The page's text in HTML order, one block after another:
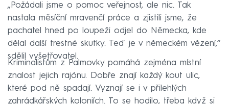
„Požádali jsme o pomoc veřejnost, ale nic. Tak
nastala měsíční mravenčí práce a zjistili jsme, že
pachatel hned po loupeži odjel do Německa, kde
dělal další trestné skutky. Teď je v německém vězení,“
sdělil vyšetřovatel.
Kriminalistům z Palmovky pomáhá zejména místní
znalost jejich rajónu. Dobře znají každý kout ulic,
které pod ně spadají. Vyznají se i v přilehlých
zahrádkářských koloniích. To se hodilo, třeba když si